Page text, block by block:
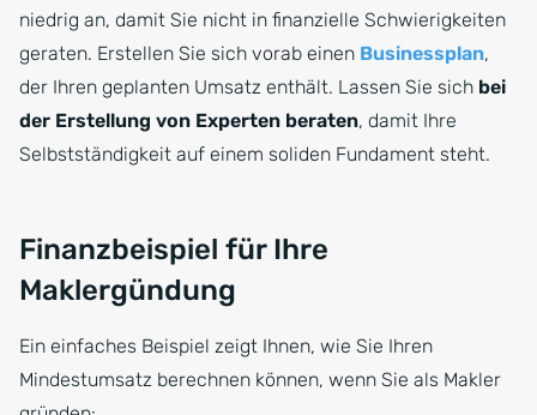
niedrig an, damit Sie nicht in finanzielle Schwierigkeiten
geraten. Erstellen Sie sich vorab einen Businessplan,
der Ihren geplanten Umsatz enthält. Lassen Sie sich bei
der Erstellung von Experten beraten, damit Ihre
Selbstständigkeit auf einem soliden Fundament steht.
Finanzbeispiel für Ihre
Maklergündung
Ein einfaches Beispiel zeigt Ihnen, wie Sie Ihren
Mindestumsatz berechnen können, wenn Sie als Makler